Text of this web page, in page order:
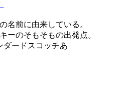
名前に由来している。
ーのそもそもの出発点。
ダードスコッチあ